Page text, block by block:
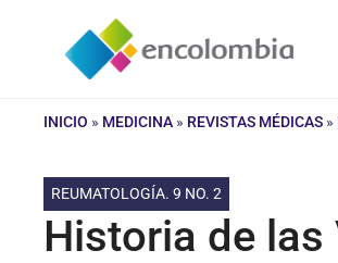
contenido
INICIO » MEDICINA » REVISTAS MÉDICAS »
REUMATOLOGÍA. 9 NO. 2
Historia de